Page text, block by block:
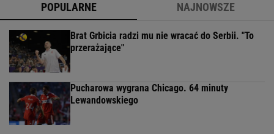
POPULARNE NAJNOWSZE
Brat Grbicia radzi mu nie wracać do Serbii. "To
przerażające"
Pucharowa wygrana Chicago. 64 minuty
Lewandowskiego